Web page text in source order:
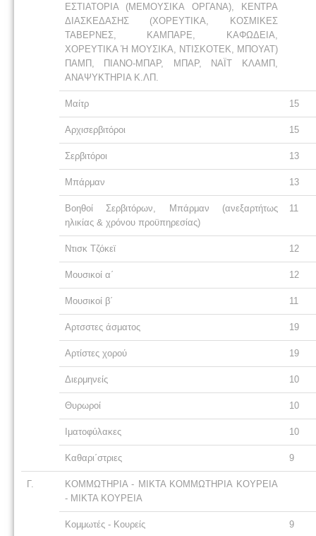
ΕΣΤΙΑΤΟΡΙΑ (ΜΕΜΟΥΣΙΚΑ ΟΡΓΑΝΑ), ΚΕΝΤΡΑ
ΔΙΑΣΚΕΔΑΣΗΣ (ΧΟΡΕΥΤΙΚΑ, ΚΟΣΜΙΚΕΣ
ΤΑΒΕΡΝΕΣ, ΚΑΜΠΑΡΕ, ΚΑΦΩΔΕΙΑ,
ΧΟΡΕΥΤΙΚΑ Ή ΜΟΥΣΙΚΑ, ΝΤΙΣΚΟΤΕΚ, ΜΠΟΥΑΤ)
ΠΑΜΠ, ΠΙΑΝΟ-ΜΠΑΡ, ΜΠΑΡ, ΝΑΪΤ ΚΛΑΜΠ,
ΑΝΑΨΥΚΤΗΡΙΑ Κ.ΛΠ.
Μαίτρ 15
Αρχισερβιτόροι 15
Σερβιτόροι 13
Μπάρμαν 13
Βοηθοί Σερβιτόρων, Μπάρμαν (ανεξαρτήτως
ηλικίας & χρόνου προϋπηρεσίας)
11
Ντισκ Τζόκεϊ 12
Μουσικοί α΄ 12
Μουσικοί β΄ 11
Αρτσστες άσματος 19
Αρτίστες χορού 19
Διερμηνείς 10
Θυρωροί 10
Ιματοφύλακες 10
Καθαρι΄στριες 9
Γ.
ΚΟΜΜΩΤΗΡΙΑ - ΜΙΚΤΑ ΚΟΜΜΩΤΗΡΙΑ ΚΟΥΡΕΙΑ
- ΜΙΚΤΑ ΚΟΥΡΕΙΑ
Κομμωτές - Κουρείς 9